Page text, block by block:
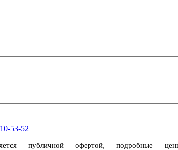
53-52
публичной офертой,